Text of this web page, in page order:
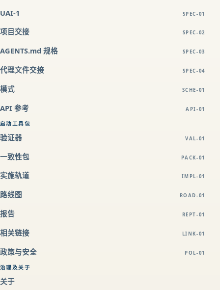
UAI-1 SPEC-01
项目交接 SPEC-02
AGENTS.md 规格 SPEC-03
代理文件交接 SPEC-04
模式 SCHE-01
API 参考 API-01
启动工具包
验证器 VAL-01
一致性包 PACK-01
实施轨道 IMPL-01
路线图 ROAD-01
报告 REPT-01
相关链接 LINK-01
政策与安全 POL-01
治理及关于
关于